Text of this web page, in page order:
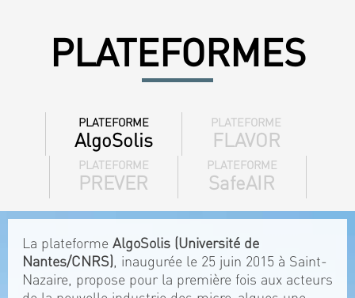
PLATEFORMES
PLATEFORME
AlgoSolis
PLATEFORME
FLAVOR
PLATEFORME
PREVER
PLATEFORME
SafeAIR
La plateforme AlgoSolis (Université de
Nantes/CNRS), inaugurée le 25 juin 2015 à Saint-
Nazaire, propose pour la première fois aux acteurs